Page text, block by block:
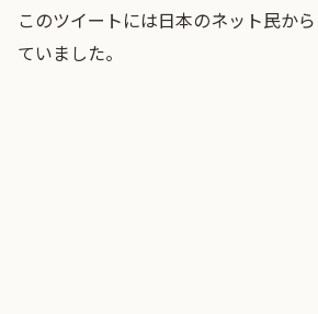
このツイートには日本のネット民か
ていました。